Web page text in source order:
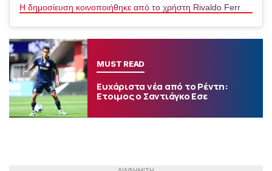
Η δημοσίευση κοινοποιήθηκε από το χρήστη Rivaldo Ferreira (@rivaldo)
MUST READ
Ευχάριστα νέα από το Ρέντη:
Ετοιμος ο Σαντιάγκο Εσε